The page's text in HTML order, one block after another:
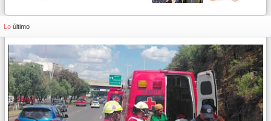
Lo último